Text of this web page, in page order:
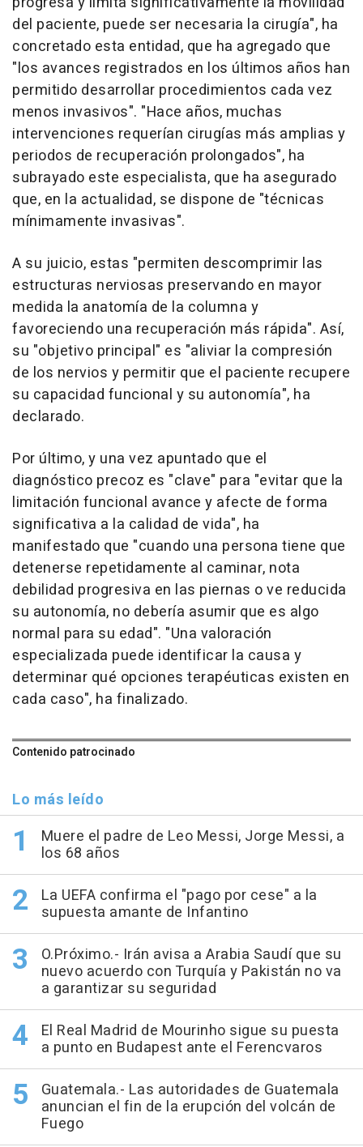
del paciente, puede ser necesaria la cirugía", ha
concretado esta entidad, que ha agregado que
"los avances registrados en los últimos años han
permitido desarrollar procedimientos cada vez
menos invasivos". "Hace años, muchas
intervenciones requerían cirugías más amplias y
periodos de recuperación prolongados", ha
subrayado este especialista, que ha asegurado
que, en la actualidad, se dispone de "técnicas
mínimamente invasivas".
A su juicio, estas "permiten descomprimir las
estructuras nerviosas preservando en mayor
medida la anatomía de la columna y
favoreciendo una recuperación más rápida". Así,
su "objetivo principal" es "aliviar la compresión
de los nervios y permitir que el paciente recupere
su capacidad funcional y su autonomía", ha
declarado.
Por último, y una vez apuntado que el
diagnóstico precoz es "clave" para "evitar que la
limitación funcional avance y afecte de forma
significativa a la calidad de vida", ha
manifestado que "cuando una persona tiene que
detenerse repetidamente al caminar, nota
debilidad progresiva en las piernas o ve reducida
su autonomía, no debería asumir que es algo
normal para su edad". "Una valoración
especializada puede identificar la causa y
determinar qué opciones terapéuticas existen en
cada caso", ha finalizado.
Contenido patrocinado
Lo más leído
Muere el padre de Leo Messi, Jorge Messi, a
los 68 años
La UEFA confirma el "pago por cese" a la
supuesta amante de Infantino
O.Próximo.- Irán avisa a Arabia Saudí que su
nuevo acuerdo con Turquía y Pakistán no va
a garantizar su seguridad
El Real Madrid de Mourinho sigue su puesta
a punto en Budapest ante el Ferencvaros
Guatemala.- Las autoridades de Guatemala
anuncian el fin de la erupción del volcán de
Fuego